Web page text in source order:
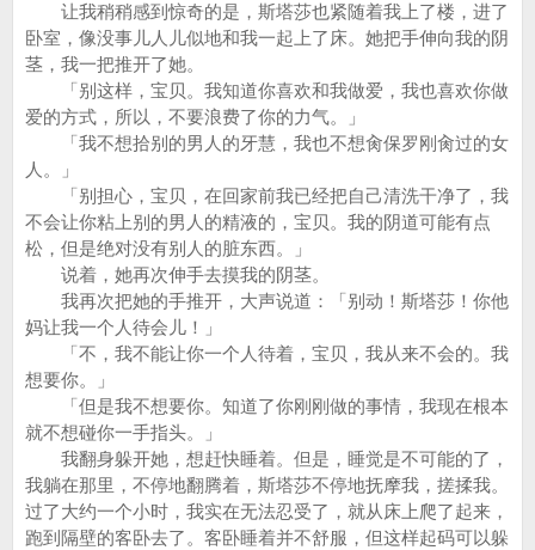
让我稍稍感到惊奇的是，斯塔莎也紧随着我上了楼，进了
卧室，像没事儿人儿似地和我一起上了床。她把手伸向我的阴
茎，我一把推开了她。
「别这样，宝贝。我知道你喜欢和我做爱，我也喜欢你做
爱的方式，所以，不要浪费了你的力气。」
「我不想拾别的男人的牙慧，我也不想肏保罗刚肏过的女
人。」
「别担心，宝贝，在回家前我已经把自己清洗干净了，我
不会让你粘上别的男人的精液的，宝贝。我的阴道可能有点
松，但是绝对没有别人的脏东西。」
说着，她再次伸手去摸我的阴茎。
我再次把她的手推开，大声说道：「别动！斯塔莎！你他
妈让我一个人待会儿！」
「不，我不能让你一个人待着，宝贝，我从来不会的。我
想要你。」
「但是我不想要你。知道了你刚刚做的事情，我现在根本
就不想碰你一手指头。」
我翻身躲开她，想赶快睡着。但是，睡觉是不可能的了，
我躺在那里，不停地翻腾着，斯塔莎不停地抚摩我，搓揉我。
过了大约一个小时，我实在无法忍受了，就从床上爬了起来，
跑到隔壁的客卧去了。客卧睡着并不舒服，但这样起码可以躲